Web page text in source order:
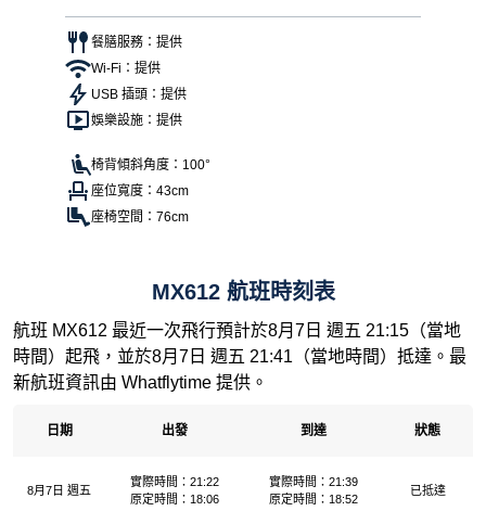
餐膳服務：提供
Wi-Fi：提供
USB 插頭：提供
娛樂設施：提供
椅背傾斜角度：100°
座位寬度：43cm
座椅空間：76cm
MX612 航班時刻表
航班 MX612 最近一次飛行預計於8月7日 週五 21:15（當地
時間）起飛，並於8月7日 週五 21:41（當地時間）抵達。最
新航班資訊由 Whatflytime 提供。
日期 出發 到達 狀態
8月7日 週五
實際時間：21:22
原定時間：18:06
實際時間：21:39
原定時間：18:52
已抵達